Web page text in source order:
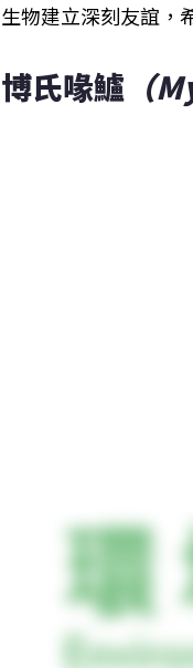
生物建立深刻友誼，
博氏喙鱸 （